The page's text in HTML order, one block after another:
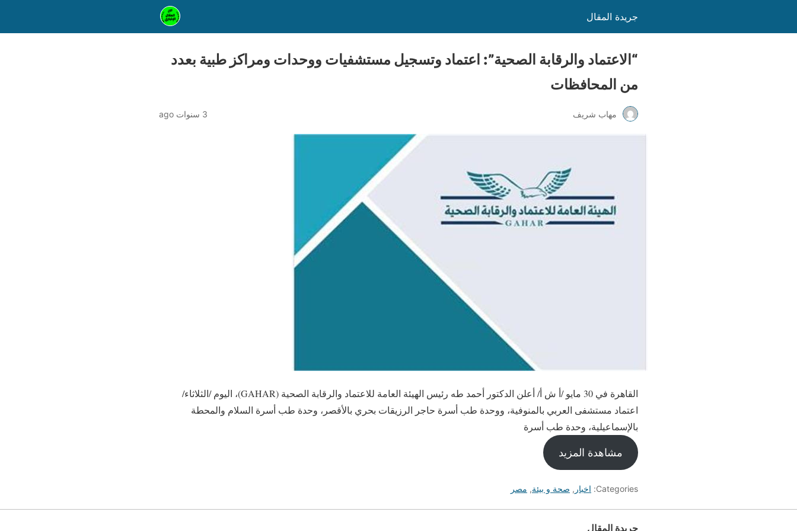
جريدة المقال
“الاعتماد والرقابة الصحية”: اعتماد وتسجيل مستشفيات ووحدات ومراكز طبية بعدد
من المحافظات
مهاب شريف 3 سنوات ago
القاهرة في 30 مايو /أ ش أ/ أعلن الدكتور أحمد طه رئيس الهيئة العامة للاعتماد والرقابة الصحية (GAHAR)، اليوم /الثلاثاء/
اعتماد مستشفى العربي بالمنوفية، ووحدة طب أسرة حاجر الرزيقات بحري بالأقصر، وحدة طب أسرة السلام والمحطة
بالإسماعيلية، وحدة طب أسرة
مشاهدة المزيد
Categories: اخبار , صحة و بيئة, مصر
جريدة المقال